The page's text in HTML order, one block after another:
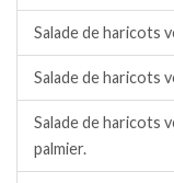
Salade de haricots
Salade de haricots
Salade de haricots
palmier.